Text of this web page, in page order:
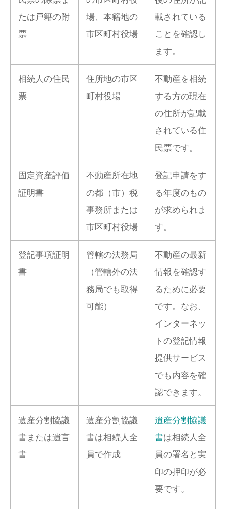
たは戸籍の附
票
場、本籍地の
市区町村役場
載されている
ことを確認し
ます。
相続人の住民
票
住所地の市区
町村役場
不動産を相続
する方の現在
の住所が記載
されている住
民票です。
固定資産評価
証明書
不動産所在地
の都（市）税
事務所または
市区町村役場
登記申請をす
る年度のもの
が求められま
す。
登記事項証明
書
管轄の法務局
（管轄外の法
務局でも取得
可能）
不動産の最新
情報を確認す
るために必要
です。なお、
インターネッ
トの登記情報
提供サービス
でも内容を確
認できます。
遺産分割協議
書または遺言
書
遺産分割協議
書は相続人全
員で作成
遺産分割協議
書は相続人全
員の署名と実
印の押印が必
要です。